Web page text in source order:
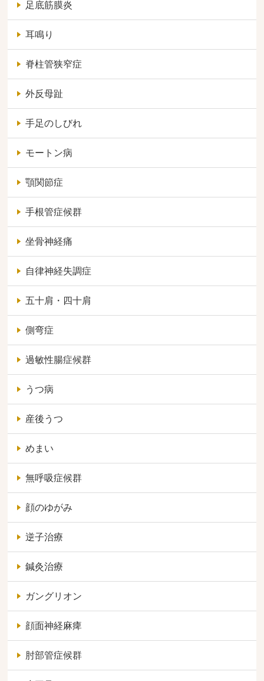
足底筋膜炎
耳鳴り
脊柱管狭窄症
外反母趾
手足のしびれ
モートン病
顎関節症
手根管症候群
坐骨神経痛
自律神経失調症
五十肩・四十肩
側弯症
過敏性腸症候群
うつ病
産後うつ
めまい
無呼吸症候群
顔のゆがみ
逆子治療
鍼灸治療
ガングリオン
顔面神経麻痺
肘部管症候群